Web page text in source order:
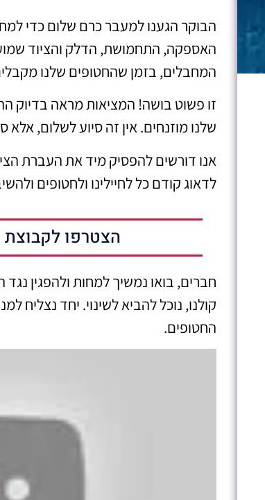
הבוקר הגענו למעבר כרם שלום כדי
האספקה, התחמושת, הדלק והציוד
המחבלים, בזמן שהחטופים שלנו
זו פשוט בושה! המציאות מראה בדיוק
שלנו מוזנחים. אין זה סיוע לשלום, אלא
אנו דורשים להפסיק מיד את העברת
לדאוג קודם כל לחיילינו ולחטופים
הצטרפו
חברים, בואו נמשיך למחות ולהפגין
קולנו, נוכל להביא לשינוי. יחד נצליח
החטופים.